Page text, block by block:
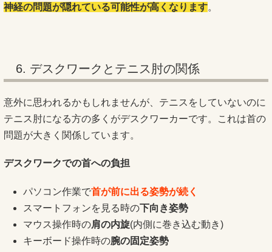
神経の問題が隠れている可能性が高くなります。
6. デスクワークとテニス肘の関係
意外に思われるかもしれませんが、テニスをしていないのに
テニス肘になる方の多くがデスクワーカーです。これは首の
問題が大きく関係しています。
デスクワークでの首への負担
パソコン作業で首が前に出る姿勢が続く
スマートフォンを見る時の下向き姿勢
マウス操作時の肩の内旋(内側に巻き込む動き)
キーボード操作時の腕の固定姿勢